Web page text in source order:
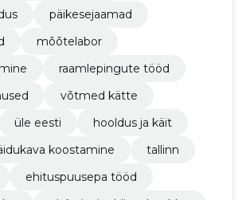
päikesejaamad
mõõtelabor
raamlepingute tööd
võtmed kätte
üle eesti
hooldus ja käit
koostamine
tallinn
ehituspuusepa tööd